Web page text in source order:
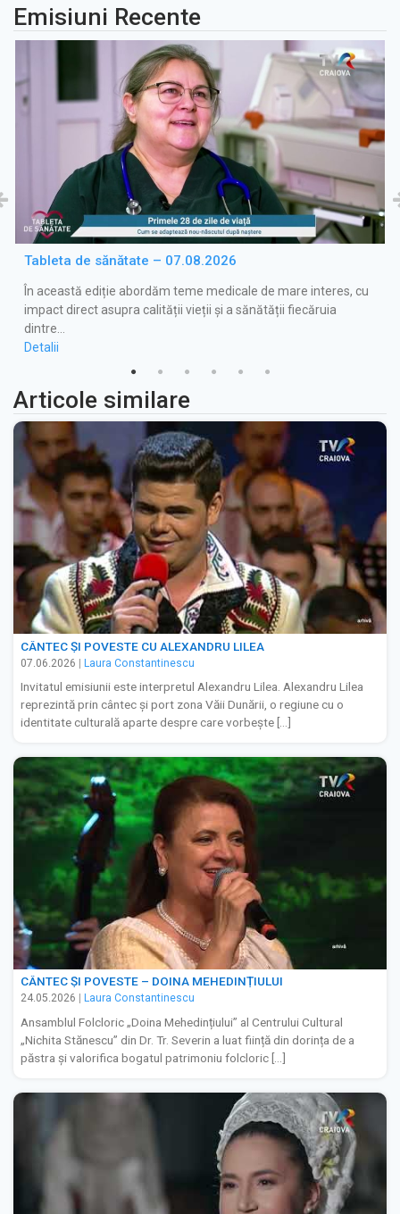
Emisiuni Recente
Tableta de sănătate – 07.08.2026
În această ediție abordăm teme medicale de mare interes, cu
impact direct asupra calității vieții și a sănătății fiecăruia
dintre…
Detalii
Articole similare
CÂNTEC ȘI POVESTE CU ALEXANDRU LILEA
07.06.2026 | Laura Constantinescu
Invitatul emisiunii este interpretul Alexandru Lilea. Alexandru Lilea
reprezintă prin cântec și port zona Văii Dunării, o regiune cu o
identitate culturală aparte despre care vorbește […]
CÂNTEC ȘI POVESTE – DOINA MEHEDINȚIULUI
24.05.2026 Laura Constantinescu
Ansamblul Folcloric „Doina Mehedințiului” al Centrului Cultural
„Nichita Stănescu” din Dr. Tr. Severin a luat ființă din dorința de a
păstra și valorifica bogatul patrimoniu folcloric […]